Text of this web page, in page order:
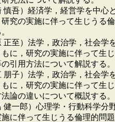
慎吾）経済学，経営学を中心
究の実施に伴って生じうる
正至）法学，政治学，社会学
に，研究の実施に伴って生
引用方法について解説する。
朋子）法学，政治学，社会学
に，研究の実施に伴って生
論の違いについて概説する。
健一郎）心理学・行動科学分
に伴って生じうる倫理的問